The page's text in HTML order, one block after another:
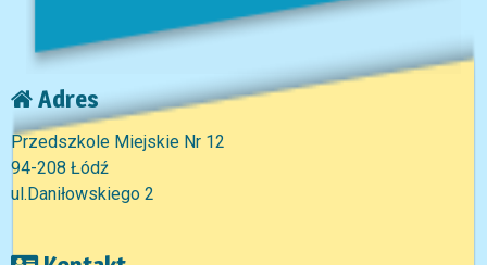
Adres
Przedszkole Miejskie Nr 12
94-208 Łódź
ul.Daniłowskiego 2